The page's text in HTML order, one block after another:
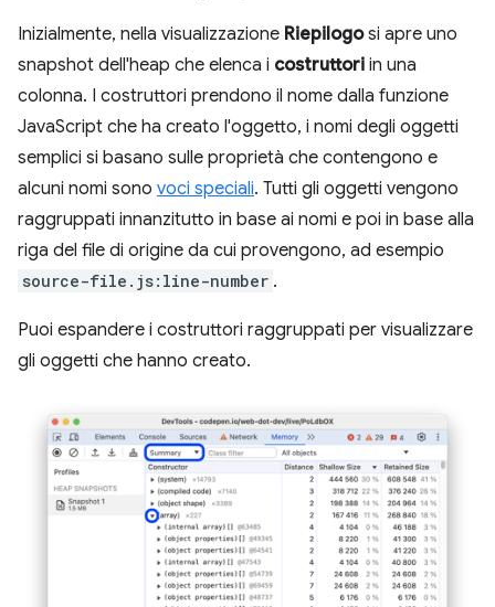
Inizialmente, nella visualizzazione Riepilogosi apre uno
snapshot dell'heap che elenca i costruttori in una
colonna. I costruttori prendono il nome dalla funzione
JavaScript che ha creato l'oggetto, i nomi degli oggetti
semplici si basano sulle proprietà che contengono e
alcuni nomi sono voci speciali. Tutti gli oggetti vengono
raggruppati innanzitutto in base ai nomi e poi in base alla
riga del file di origine da cui provengono, ad esempio
source-file.js:line-number .
Puoi espandere i costruttori raggruppati per visualizzare
gli oggetti che hanno creato.